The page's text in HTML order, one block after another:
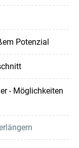
Potenzial
- Möglichkeiten